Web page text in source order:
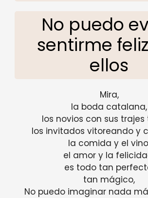
No puedo
sentirme
ellos
Mira,
la boda catalana,
los novios con sus trajes
los invitados vitoreando y
la comida y el
el amor y la
es todo tan
tan mágico,
No puedo imaginar nada